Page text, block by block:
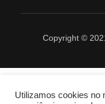
Copyright ©
Utilizamos cookies no